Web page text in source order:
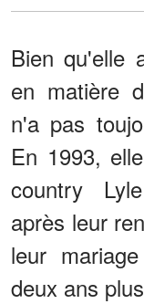
Bien qu'elle
en matière
n'a pas
En 1993,
country
après leur
leur
deux ans